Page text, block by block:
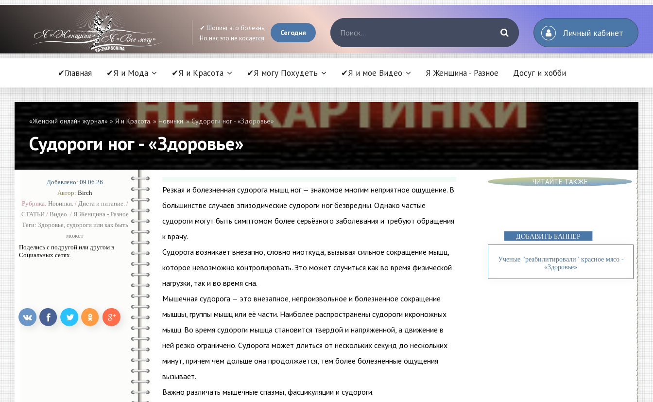
✔ Шопинг это болезнь,
Но нас это не косается
Сегодня Личный кабинет
✔Главная ✔Я и Мода ✔Я и Красота ✔Я могу Похудеть ✔Я и мое Видео Я Женщина - Разное Досуг и хобби
«Женский онлайн журнал» » Я и Красота. » Новинки.» Судороги ног - «Здоровье»
Судороги ног - «Здоровье»
Добавлено: 09.06.26
Автор: Birch
Рубрика: Новинки./ Диета и питание./
СТАТЬИ/ Видео./ Я Женщина - Разное
Теги: Здоровье, судороги или как быть
может
Поделись с подругой или другом в
Социальных сетях.
Резкая и болезненная судорога мышц ног — знакомое многим неприятное ощущение. В
большинстве случаев эпизодические судороги ног безвредны. Однако частые
судороги могут быть симптомом более серьёзного заболевания и требуют обращения
к врачу.
Судорога возникает внезапно, словно ниоткуда, вызывая сильное сокращение мышц,
которое невозможно контролировать. Это может случиться как во время физической
нагрузки, так и во время сна.
Мышечная судорога — это внезапное, непроизвольное и болезненное сокращение
мышцы, группы мышц или её части. Наиболее распространены судороги икроножных
мышц. Во время судороги мышца становится твердой и напряженной, а движение в
ней резко ограничено. Судорога может длиться от нескольких секунд до нескольких
минут, причем чем дольше она продолжается, тем более болезненные ощущения
вызывает.
Важно различать мышечные спазмы, фасцикуляции и судороги.
ЧИТАЙТЕ ТАКЖЕ
ДОБАВИТЬ БАННЕР
Ученые "реабилитировали" красное мясо -
«Здоровье»